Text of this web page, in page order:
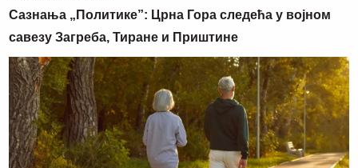
Сазнања „Политике”: Црна Гора следећа у војном
савезу Загреба, Тиране и Приштине